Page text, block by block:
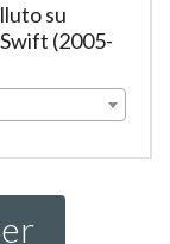
su
(2005-